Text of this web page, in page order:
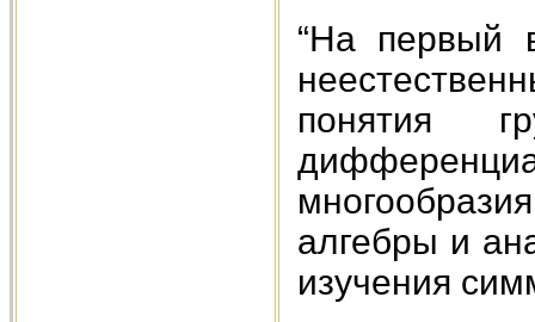
“На первый
понятия
алгебры и
изучения